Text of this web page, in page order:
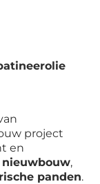
project
en
nieuwbouw,
panden.